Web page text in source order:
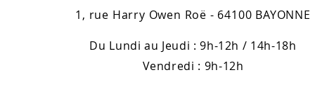
1, rue Harry Owen Roë - 64100 BAYONNE
Du Lundi au Jeudi : 9h-12h / 14h-18h
Vendredi : 9h-12h